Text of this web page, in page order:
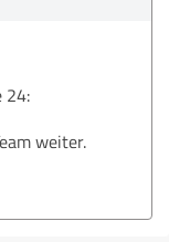
24:
weiter.